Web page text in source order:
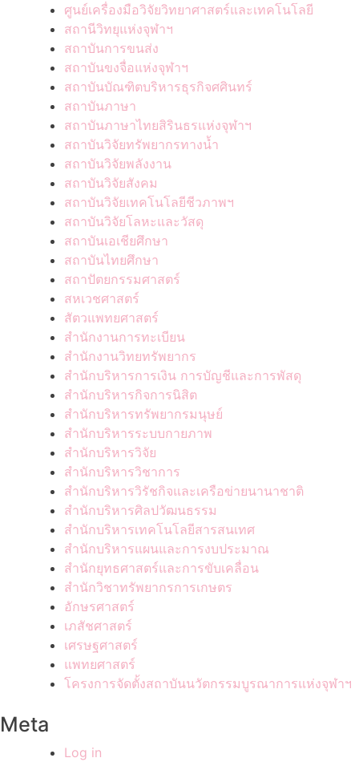
ศูนย์เครื่องมือวิจัยวิทยาศาสตร์และเทคโนโลยี
สถานีวิทยุแห่งจุฬาฯ
สถาบันการขนส่ง
สถาบันขงจื่อแห่งจุฬาฯ
สถาบันบัณฑิตบริหารธุรกิจศศินทร์
สถาบันภาษา
สถาบันภาษาไทยสิรินธรแห่งจุฬาฯ
สถาบันวิจัยทรัพยากรทางน้ำ
สถาบันวิจัยพลังงาน
สถาบันวิจัยสังคม
สถาบันวิจัยเทคโนโลยีชีวภาพฯ
สถาบันวิจัยโลหะและวัสดุ
สถาบันเอเชียศึกษา
สถาบันไทยศึกษา
สถาปัตยกรรมศาสตร์
สหเวชศาสตร์
สัตวแพทยศาสตร์
สำนักงานการทะเบียน
สำนักงานวิทยทรัพยากร
สำนักบริหารการเงิน การบัญชีและการพัสดุ
สำนักบริหารกิจการนิสิต
สำนักบริหารทรัพยากรมนุษย์
สำนักบริหารระบบกายภาพ
สำนักบริหารวิจัย
สำนักบริหารวิชาการ
สำนักบริหารวิรัชกิจและเครือข่ายนานาชาติ
สำนักบริหารศิลปวัฒนธรรม
สำนักบริหารเทคโนโลยีสารสนเทศ
สำนักบริหารแผนและการงบประมาณ
สำนักยุทธศาสตร์และการขับเคลื่อน
สำนักวิชาทรัพยากรการเกษตร
อักษรศาสตร์
เภสัชศาสตร์
เศรษฐศาสตร์
แพทยศาสตร์
โครงการจัดตั้งสถาบันนวัตกรรมบูรณาการแห่งจุฬาฯ
Meta
Log in